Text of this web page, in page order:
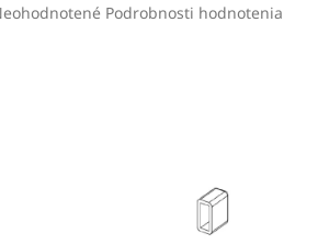
Podrobnosti hodnotenia